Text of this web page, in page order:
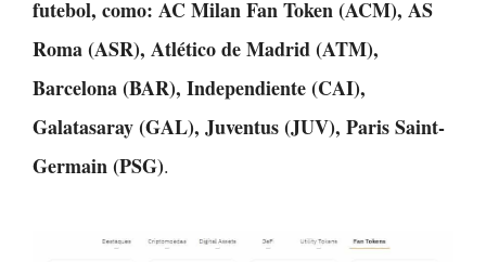
futebol, como: AC Milan Fan Token (ACM), AS
Roma (ASR), Atlético de Madrid (ATM),
Barcelona (BAR), Independiente (CAI),
Galatasaray (GAL), Juventus (JUV), Paris Saint-
Germain (PSG).